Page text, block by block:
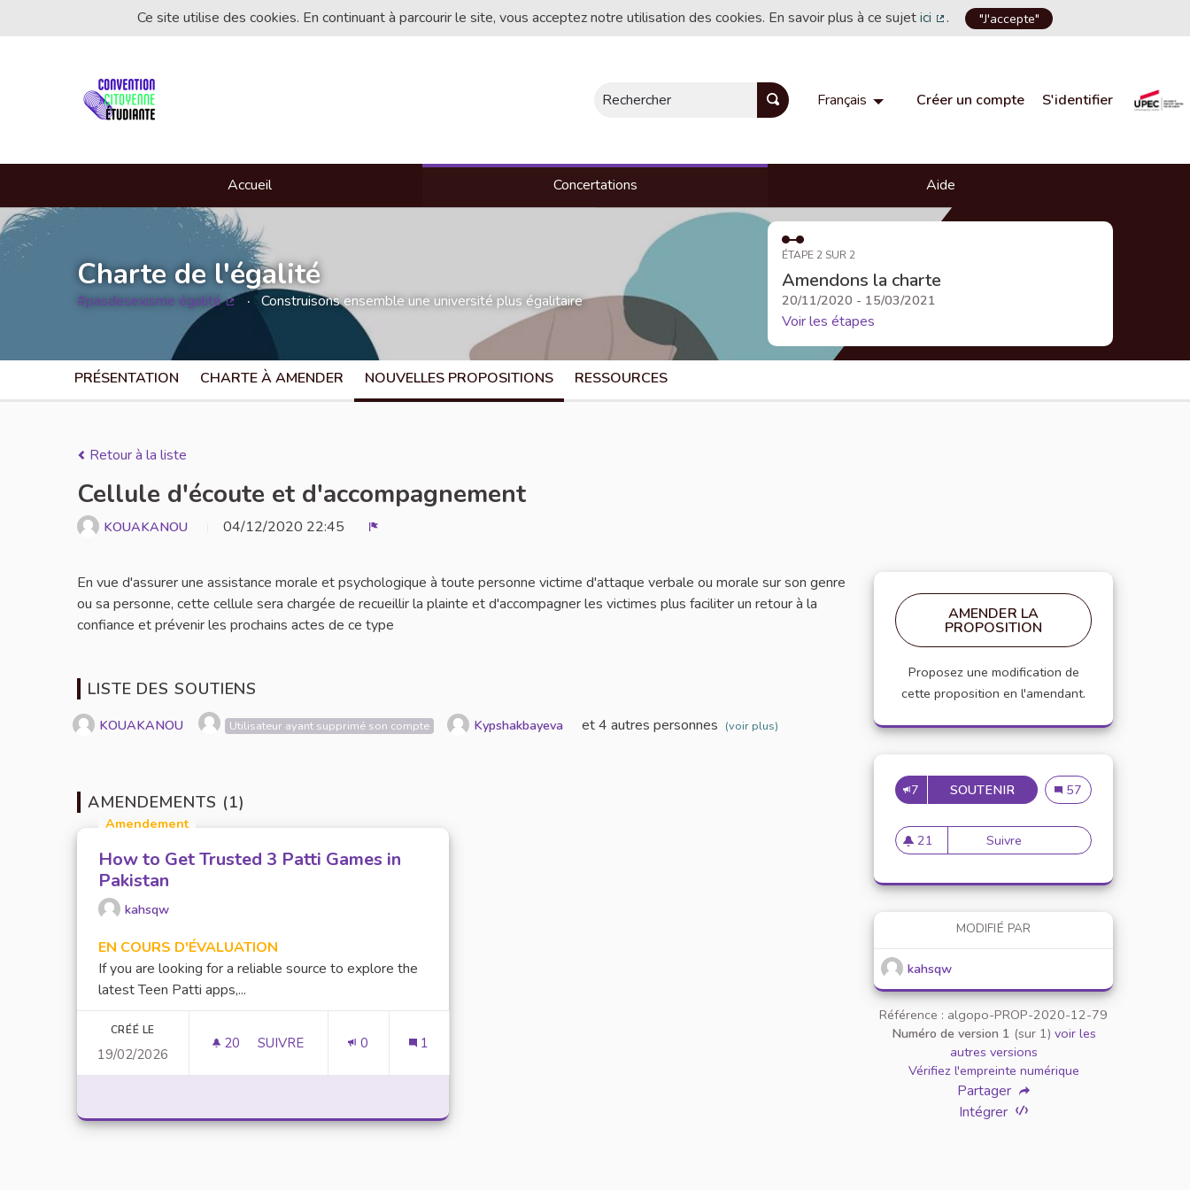
Ce site utilise des cookies. En continuant à parcourir le site, vous acceptez notre utilisation des cookies. En savoir plus à ce sujetici
(Lien externe)
. "J'accepte"
Rechercher Français Choisir la langueChoose language
Créer un compte S'identifier
Accueil Concertations Aide
Charte de l'égalité
#pasdesexisme égalité Construisons ensemble une université plus égalitaire
ÉTAPE 2 SUR 2
Amendons la charte
20/11/2020 - 15/03/2021
Voir les étapes
PRÉSENTATION CHARTE À AMENDER NOUVELLES PROPOSITIONS RESSOURCES
Retour à la liste
Cellule d'écoute et d'accompagnement
KOUAKANOU 04/12/2020 22:45
En vue d'assurer une assistance morale et psychologique à toute personne victime d'attaque verbale ou morale sur son genre
ou sa personne, cette cellule sera chargée de recueillir la plainte et d'accompagner les victimes plus faciliter un retour à la
confiance et prévenir les prochains actes de ce type
LISTE DES SOUTIENS
KOUAKANOU Utilisateur ayant supprimé son compte Kypshakbayeva et 4 autres personnes (voir plus)
AMENDEMENTS (1)
Amendement
How to Get Trusted 3 Patti Games in
Pakistan
kahsqw
EN COURS D'ÉVALUATION
If you are looking for a reliable source to explore the
latest Teen Patti apps,...
CRÉÉ LE
19/02/2026
20 20 ABONNÉS
SUIVRE 0 1
AMENDER LA
PROPOSITION
Proposez une modification de
cette proposition en l'amendant.
7 SOUTENIR CELLULE D'ÉCOUTE ET
Cellule d'écoute et
57
21
21 abonnés
Suivre Cellule d'écoute et
MODIFIÉ PAR
kahsqw
Référence : algopo-PROP-2020-12-79
Numéro de version 1 (sur 1) voir les
autres versions
Vérifiez l'empreinte numérique
Partager
Intégrer